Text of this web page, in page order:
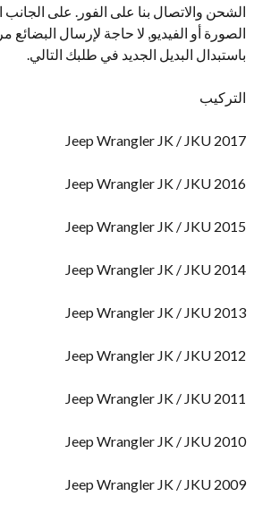
الشحن والاتصال بنا على الفور. على الجانب
الصورة أو الفيديو, لا حاجة لإرسال
باستبدال البديل الجديد في طلبك التالي.
التركيب
2017 Jeep Wrangler JK / JKU
2016 Jeep Wrangler JK / JKU
2015 Jeep Wrangler JK / JKU
2014 Jeep Wrangler JK / JKU
2013 Jeep Wrangler JK / JKU
2012 Jeep Wrangler JK / JKU
2011 Jeep Wrangler JK / JKU
2010 Jeep Wrangler JK / JKU
2009 Jeep Wrangler JK / JKU